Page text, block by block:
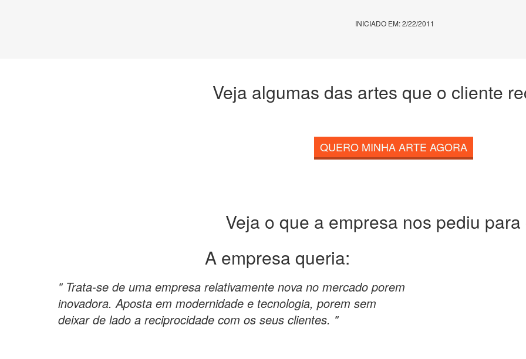
INICIADO EM: 2/22/2011
Veja algumas das artes que o cliente
QUERO MINHA ARTE AGORA
Veja o que a empresa nos pediu para
A empresa queria:
" Trata-se de uma empresa relativamente nova no mercado porem
inovadora. Aposta em modernidade e tecnologia, porem sem
deixar de lado a reciprocidade com os seus clientes. "